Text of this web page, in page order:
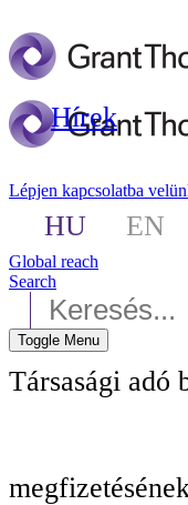
Lépjen kapcsolatba
HU EN
Global reach
Search
Toggle Menu
Hírek
Társasági adó